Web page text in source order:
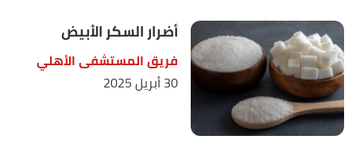
أضرار السكر الأبيض
فريق المستشفى الأهلي
30 أبريل 2025